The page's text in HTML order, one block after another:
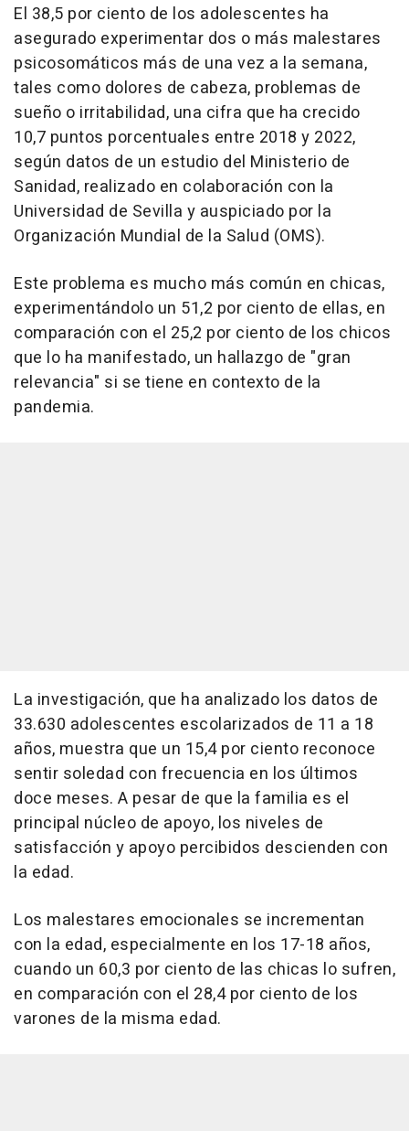
El 38,5 por ciento de los adolescentes ha
asegurado experimentar dos o más malestares
psicosomáticos más de una vez a la semana,
tales como dolores de cabeza, problemas de
sueño o irritabilidad, una cifra que ha crecido
10,7 puntos porcentuales entre 2018 y 2022,
según datos de un estudio del Ministerio de
Sanidad, realizado en colaboración con la
Universidad de Sevilla y auspiciado por la
Organización Mundial de la Salud (OMS).
Este problema es mucho más común en chicas,
experimentándolo un 51,2 por ciento de ellas, en
comparación con el 25,2 por ciento de los chicos
que lo ha manifestado, un hallazgo de "gran
relevancia" si se tiene en contexto de la
pandemia.
La investigación, que ha analizado los datos de
33.630 adolescentes escolarizados de 11 a 18
años, muestra que un 15,4 por ciento reconoce
sentir soledad con frecuencia en los últimos
doce meses. A pesar de que la familia es el
principal núcleo de apoyo, los niveles de
satisfacción y apoyo percibidos descienden con
la edad.
Los malestares emocionales se incrementan
con la edad, especialmente en los 17-18 años,
cuando un 60,3 por ciento de las chicas lo sufren,
en comparación con el 28,4 por ciento de los
varones de la misma edad.